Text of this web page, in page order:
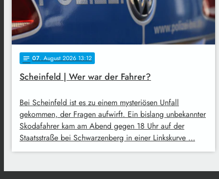
notes 07. August 2026 13:12
Scheinfeld | Wer war der Fahrer?
Bei Scheinfeld ist es zu einem mysteriösen Unfall
gekommen, der Fragen aufwirft. Ein bislang unbekannter
Skodafahrer kam am Abend gegen 18 Uhr auf der
Staatsstraße bei Schwarzenberg in einer Linkskurve …